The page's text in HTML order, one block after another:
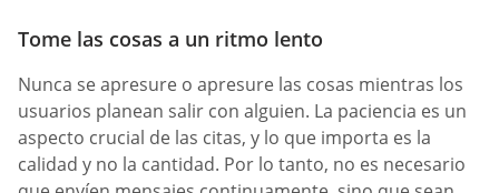
Tome las cosas a un ritmo lento
Nunca se apresure o apresure las cosas mientras los
usuarios planean salir con alguien. La paciencia es un
aspecto crucial de las citas, y lo que importa es la
calidad y no la cantidad. Por lo tanto, no es necesario